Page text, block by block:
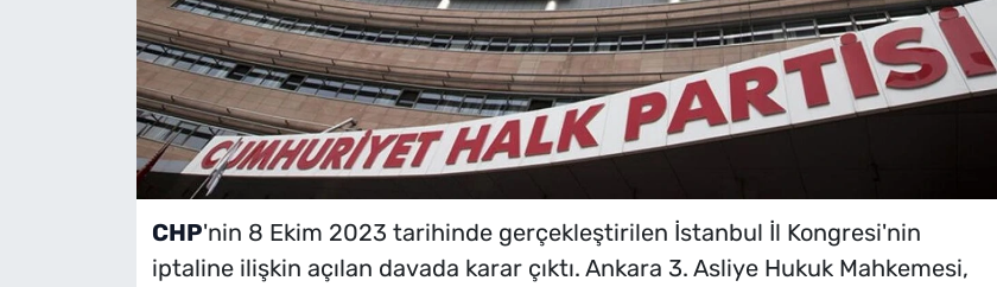
CHP'nin 8 Ekim 2023 tarihinde gerçekleştirilen İstanbul İl Kongresi'nin
iptaline ilişkin açılan davada karar çıktı. Ankara 3. Asliye Hukuk Mahkemesi,